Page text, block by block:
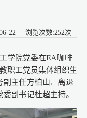
06-22 浏览次数:252次
学院党委在EA咖啡
职工党员集体组织生
副主任方柏山、离退
副书记杜超主持。